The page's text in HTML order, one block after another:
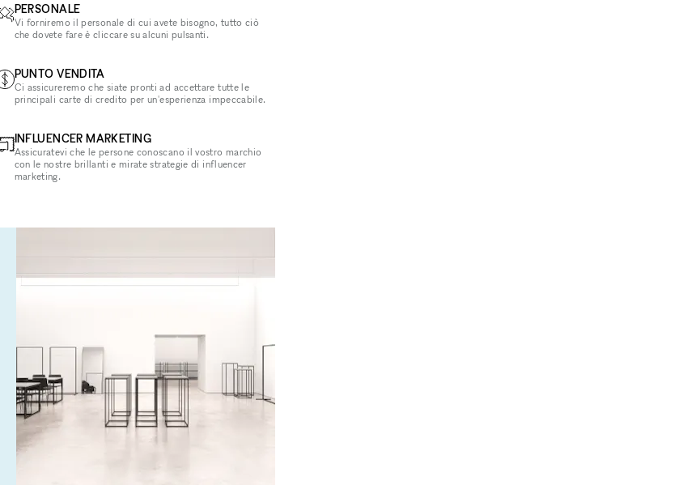
PERSONALE
Vi forniremo il personale di cui avete bisogno, tutto ciò
che dovete fare è cliccare su alcuni pulsanti.
PUNTO VENDITA
Ci assicureremo che siate pronti ad accettare tutte le
principali carte di credito per un'esperienza impeccabile.
INFLUENCER MARKETING
Assicuratevi che le persone conoscano il vostro marchio
con le nostre brillanti e mirate strategie di influencer
marketing.